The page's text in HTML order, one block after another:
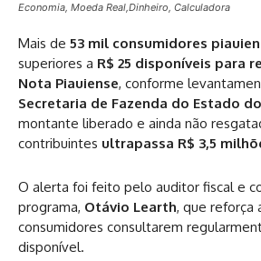
Economia, Moeda Real,Dinheiro, Calculadora
Mais de 53 mil consumidores
superiores a R$ 25 disponíveis para
Nota Piauiense, conforme
Secretaria de Fazenda do Estado
montante liberado e ainda não
contribuintes ultrapassa R$ 3,5
O alerta foi feito pelo auditor fiscal e
programa, Otávio Learth, que reforça
consumidores consultarem
disponível.